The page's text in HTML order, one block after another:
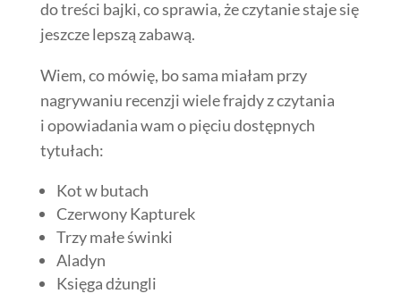
do treści bajki, co sprawia, że czytanie staje się
jeszcze lepszą zabawą.
Wiem, co mówię, bo sama miałam przy
nagrywaniu recenzji wiele frajdy z czytania
i opowiadania wam o pięciu dostępnych
tytułach:
Kot w butach
Czerwony Kapturek
Trzy małe świnki
Aladyn
Księga dżungli